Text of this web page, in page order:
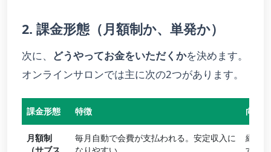
2. 課金形態（月額制か、単発か）
次に、 どうやってお金をいただくかを決めます。
オンラインサロンでは主に次の2つがあります。
課金形態 特徴 向い
月額制
（サブス
毎月自動で会費が支払われる。安定収入に
なりやすい
継続
する